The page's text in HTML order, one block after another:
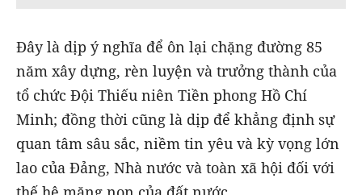
Đây là dịp ý nghĩa để ôn lại chặng đường 85
năm xây dựng, rèn luyện và trưởng thành của
tổ chức Đội Thiếu niên Tiền phong Hồ Chí
Minh; đồng thời cũng là dịp để khẳng định sự
quan tâm sâu sắc, niềm tin yêu và kỳ vọng lớn
lao của Đảng, Nhà nước và toàn xã hội đối với